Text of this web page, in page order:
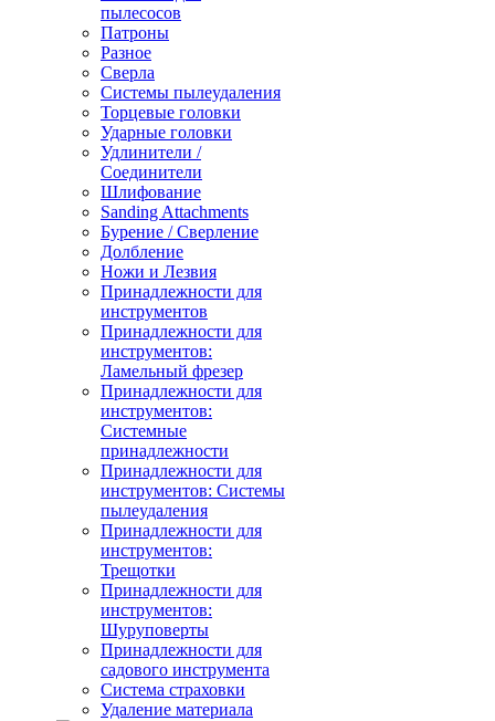
пылесосов
Патроны
Разное
Сверла
Системы пылеудаления
Торцевые головки
Ударные головки
Удлинители /
Соединители
Шлифование
Sanding Attachments
Бурение / Сверление
Долбление
Ножи и Лезвия
Принадлежности для
инструментов
Принадлежности для
инструментов:
Ламельный фрезер
Принадлежности для
инструментов:
Системные
принадлежности
Принадлежности для
инструментов: Системы
пылеудаления
Принадлежности для
инструментов:
Трещотки
Принадлежности для
инструментов:
Шуруповерты
Принадлежности для
садового инструмента
Система страховки
Удаление материала